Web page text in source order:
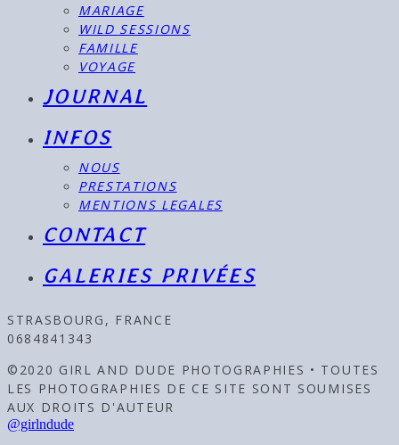
MARIAGE
WILD SESSIONS
FAMILLE
VOYAGE
JOURNAL
INFOS
NOUS
PRESTATIONS
MENTIONS LEGALES
CONTACT
GALERIES PRIVÉES
STRASBOURG, FRANCE
0684841343
©2020 GIRL AND DUDE PHOTOGRAPHIES • TOUTES
LES PHOTOGRAPHIES DE CE SITE SONT SOUMISES
AUX DROITS D'AUTEUR
@girlndude